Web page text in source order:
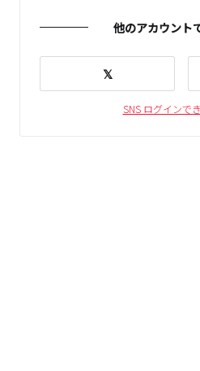
他のアカウント
𝕏
SNS ログインで